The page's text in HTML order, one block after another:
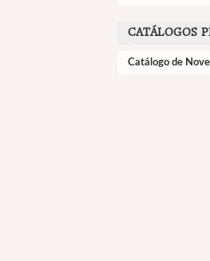
CATÁLOGOS
Catálogo de